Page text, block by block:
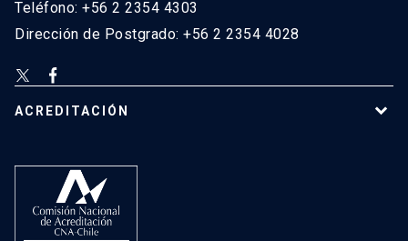
Teléfono: +56 2 2354 4303
Dirección de Postgrado: +56 2 2354 4028
ACREDITACIÓN